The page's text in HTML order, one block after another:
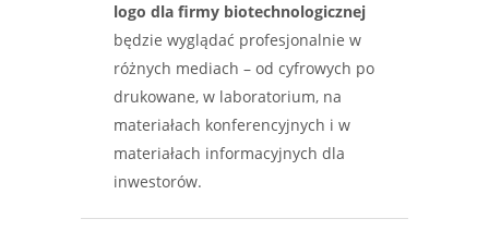
logo dla firmy biotechnologicznej
będzie wyglądać profesjonalnie w
różnych mediach – od cyfrowych po
drukowane, w laboratorium, na
materiałach konferencyjnych i w
materiałach informacyjnych dla
inwestorów.